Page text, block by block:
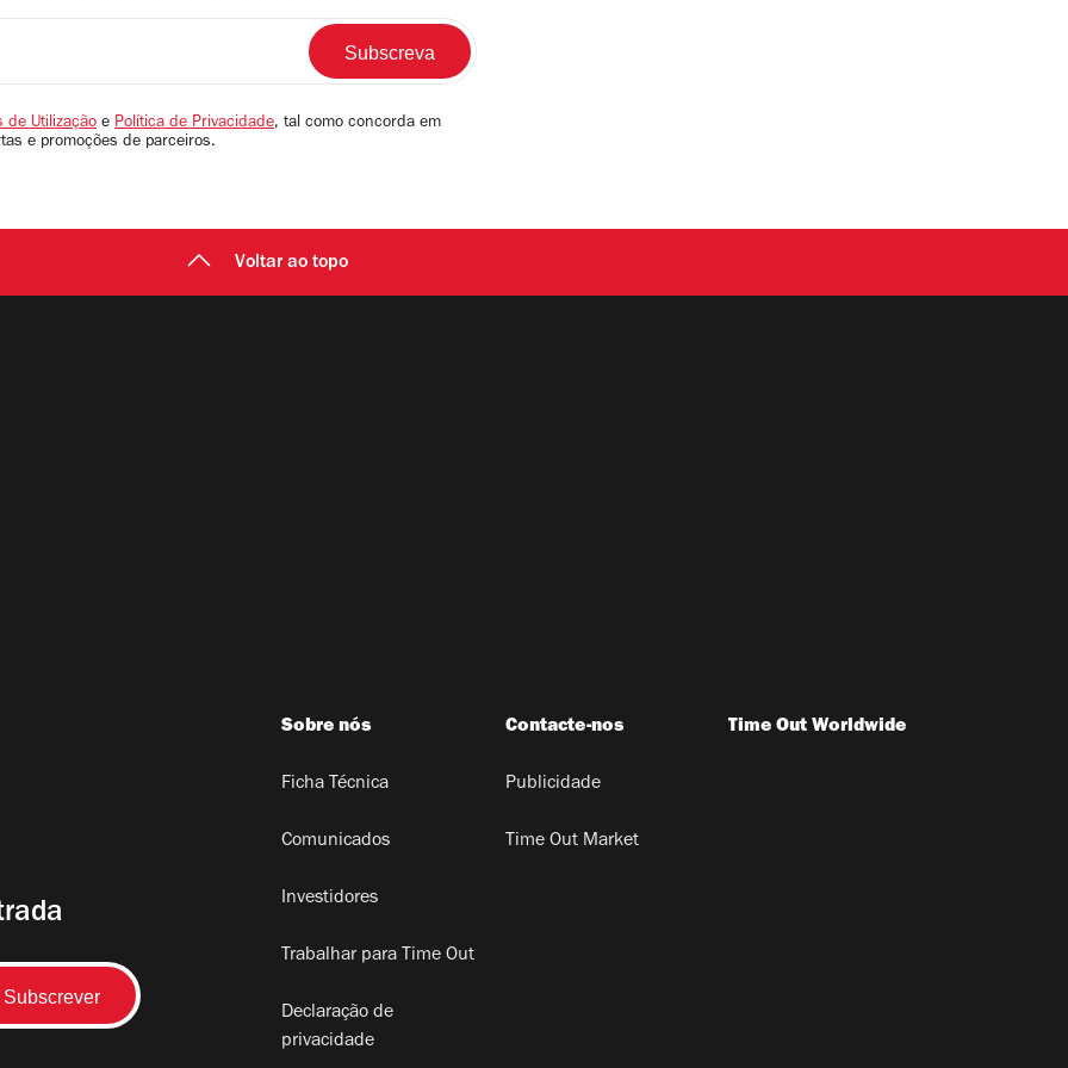
de Utilização e Política de Privacidade, tal como concorda em
e promoções de parceiros.
Voltar ao topo
Sobre nós
Ficha Técnica
Comunicados
Investidores
Trabalhar para Time Out
Declaração de
privacidade
Contacte-nos
Publicidade
Time Out Market
Time Out Worldwide